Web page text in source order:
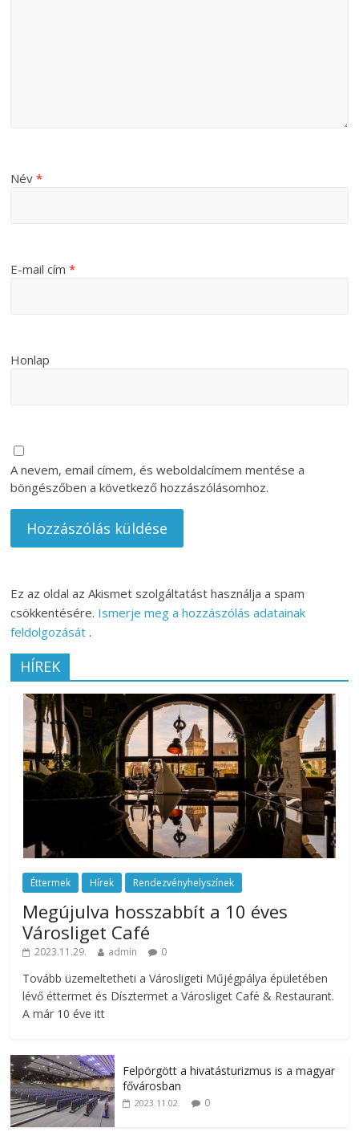
Név*
E-mail cím*
Honlap
A nevem, email címem, és weboldalcímem mentése a
böngészőben a következő hozzászólásomhoz.
Ez az oldal az Akismet szolgáltatást használja a spam
csökkentésére. Ismerje meg a hozzászólás adatainak
feldolgozását .
HÍREK
Éttermek Hírek Rendezvényhelyszínek
Megújulva hosszabbít a 10 éves
Városliget Café
2023.11.29. admin 0
Tovább üzemeltetheti a Városligeti Műjégpálya épületében
lévő éttermet és Dísztermet a Városliget Café & Restaurant.
A már 10 éve itt
Felpörgött a hivatásturizmus is a magyar
fővárosban
2023.11.02. 0